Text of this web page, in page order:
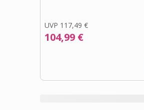
UVP 117,49 €
104,99 €